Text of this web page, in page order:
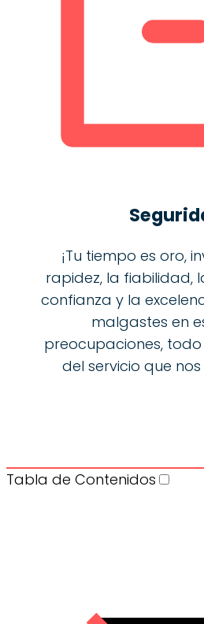
¡Tu tiempo es oro,
rapidez, la fiabilidad,
confianza y la
malgastes en
preocupaciones,
del servicio que
Tabla de Contenidos